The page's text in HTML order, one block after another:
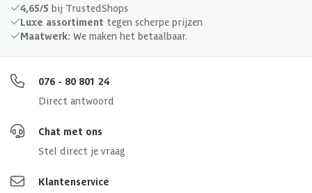
4,65/5 bij TrustedShops
Luxe assortiment tegen scherpe prijzen
Maatwerk: We maken het betaalbaar.
076 - 80 801 24
Direct antwoord
Chat met ons
Stel direct je vraag
Klantenservice